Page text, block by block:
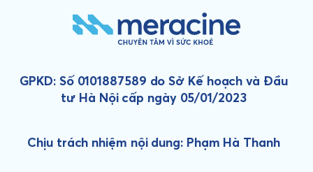
GPKD: Số 0101887589 do Sở Kế hoạch và Đầu
tư Hà Nội cấp ngày 05/01/2023
Chịu trách nhiệm nội dung: Phạm Hà Thanh